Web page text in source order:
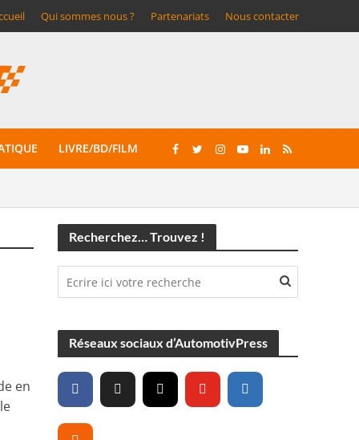
Qui sommes nous ? Partenariats Nous contacter
LIVRE/BD/FILM
en
Recherchez… Trouvez !
Réseaux sociaux d’AutomotivPress